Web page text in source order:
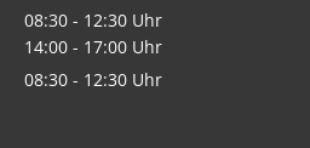
Von 14:00 bis 17:00 Uhr
08:30 - 12:30 Uhr
Von 08:30 bis 12:30 Uhr
14:00 - 17:00 Uhr
Von 14:00 bis 17:00 Uhr
08:30 - 12:30 Uhr